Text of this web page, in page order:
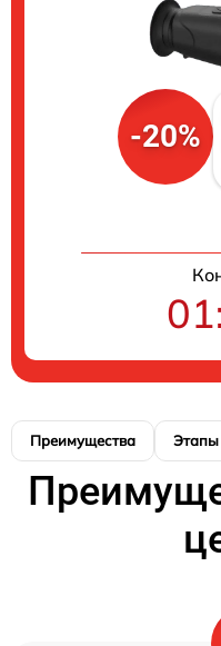
-20%
Преимущества Этапы